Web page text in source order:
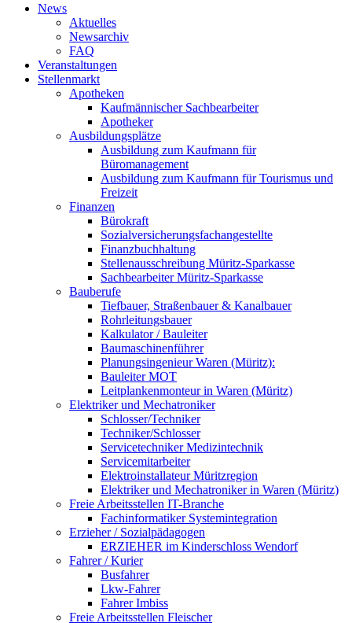
News
Aktuelles
Newsarchiv
FAQ
Veranstaltungen
Stellenmarkt
Apotheken
Kaufmännischer Sachbearbeiter
Apotheker
Ausbildungsplätze
Ausbildung zum Kaufmann für
Büromanagement
Ausbildung zum Kaufmann für Tourismus und
Freizeit
Finanzen
Bürokraft
Sozialversicherungsfachangestellte
Finanzbuchhaltung
Stellenausschreibung Müritz-Sparkasse
Sachbearbeiter Müritz-Sparkasse
Bauberufe
Tiefbauer, Straßenbauer & Kanalbauer
Rohrleitungsbauer
Kalkulator / Bauleiter
Baumaschinenführer
Planungsingenieur Waren (Müritz):
Bauleiter MOT
Leitplankenmonteur in Waren (Müritz)
Elektriker und Mechatroniker
Schlosser/Techniker
Techniker/Schlosser
Servicetechniker Medizintechnik
Servicemitarbeiter
Elektroinstallateur Müritzregion
Elektriker und Mechatroniker in Waren (Müritz)
Freie Arbeitsstellen IT-Branche
Fachinformatiker Systemintegration
Erzieher / Sozialpädagogen
ERZIEHER im Kinderschloss Wendorf
Fahrer / Kurier
Busfahrer
Lkw-Fahrer
Fahrer Imbiss
Freie Arbeitsstellen Fleischer